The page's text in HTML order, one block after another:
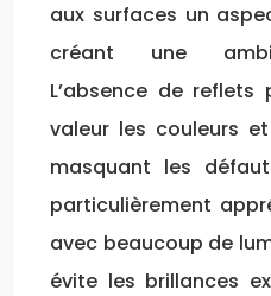
aux surfaces un
créant une
L’absence de
valeur les couleurs
masquant les
particulièrement
avec beaucoup de
évite les brillances